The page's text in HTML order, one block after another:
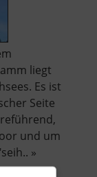
liegt
Es ist
Seite
und um
»